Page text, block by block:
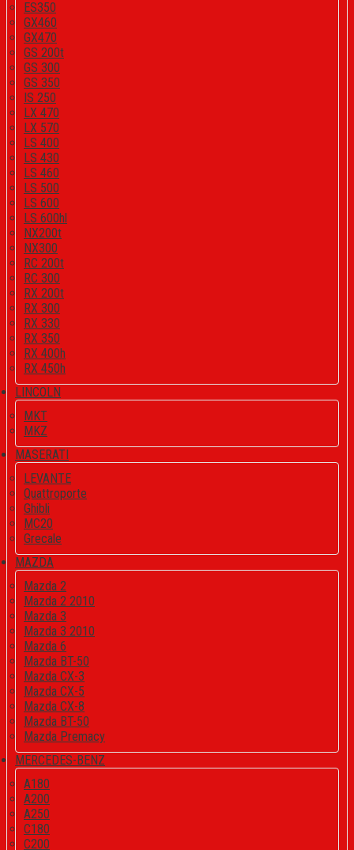
ES350
GX460
GX470
GS 200t
GS 300
GS 350
IS 250
LX 470
LX 570
LS 400
LS 430
LS 460
LS 500
LS 600
LS 600hl
NX200t
NX300
RC 200t
RC 300
RX 200t
RX 300
RX 330
RX 350
RX 400h
RX 450h
LINCOLN
MKT
MKZ
MASERATI
LEVANTE
Quattroporte
Ghibli
MC20
Grecale
MAZDA
Mazda 2
Mazda 2 2010
Mazda 3
Mazda 3 2010
Mazda 6
Mazda BT-50
Mazda CX-3
Mazda CX-5
Mazda CX-8
Mazda BT-50
Mazda Premacy
MERCEDES-BENZ
A180
A200
A250
C180
C200